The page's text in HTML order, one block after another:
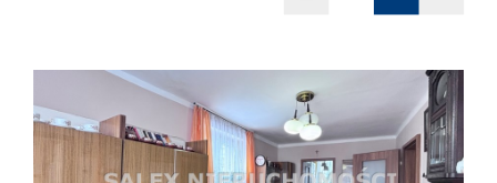
Domy
Dzialki